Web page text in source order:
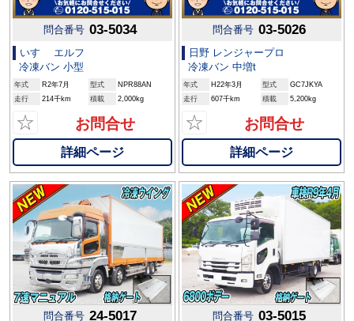
問合番号 03-5034
いすゞ エルフ
冷凍バン 小型
年式 R2年7月 型式
NPR88AN
走行
214千km 積載 2,000kg
☆ お問合せ
詳細ページ
問合番号 03-5026
日野 レンジャープロ
冷凍バン 中増t
年式 H22年3月 型式
GC7JKYA
走行
607千km 積載 5,200kg
☆ お問合せ
詳細ページ
問合番号 24-5017 問合番号 03-5015